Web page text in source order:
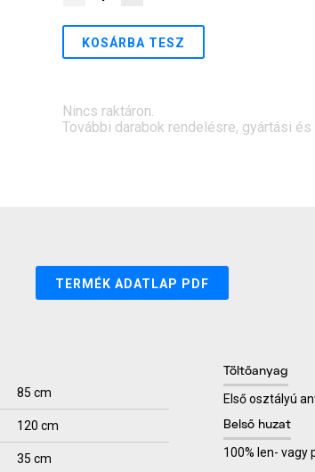
KOSÁRBA TESZ
Nincs raktáron.
További darabok rendelésre, gyártási
TERMÉK ADATLAP PDF
85 cm
120 cm
35 cm
Töltőanyag
Első osztályú
Belső huzat
100% len- vagy